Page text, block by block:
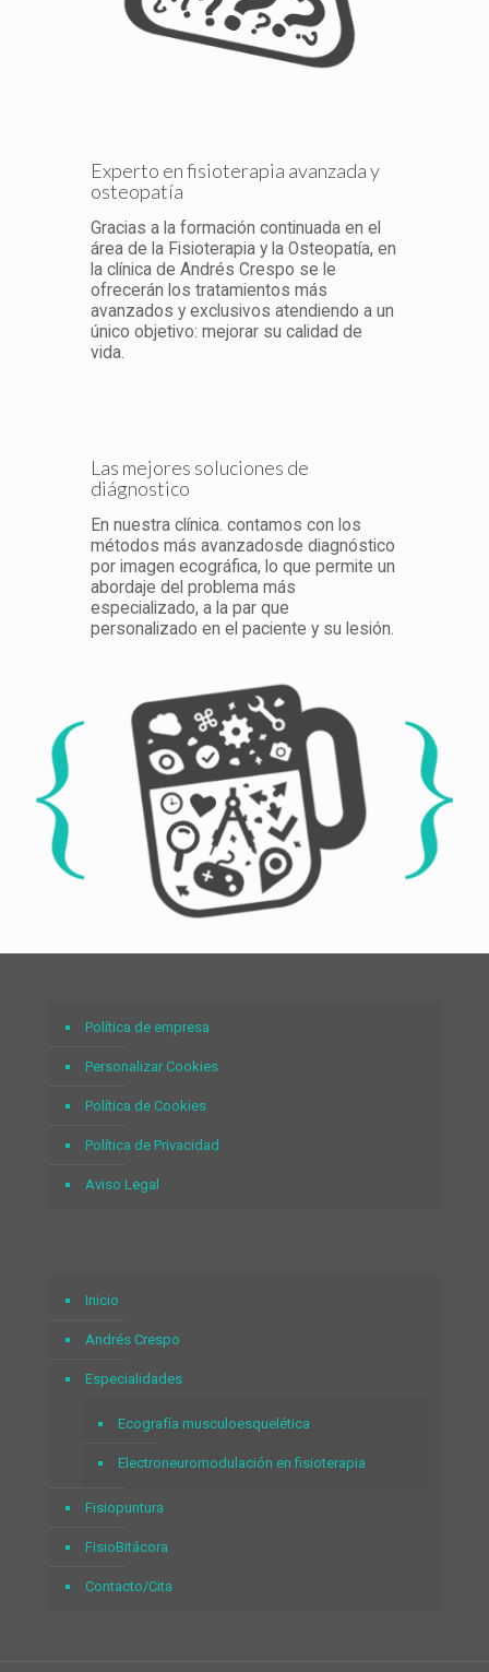
Experto en fisioterapia avanzada y
osteopatía
Gracias a la formación continuada en el
área de la Fisioterapia y la Osteopatía, en
la clínica de Andrés Crespo se le
ofrecerán los tratamientos más
avanzados y exclusivos atendiendo a un
único objetivo: mejorar su calidad de
vida.
Las mejores soluciones de
diágnostico
En nuestra clínica. contamos con los
métodos más avanzadosde diagnóstico
por imagen ecográfica, lo que permite un
abordaje del problema más
especializado, a la par que
personalizado en el paciente y su lesión.
Política de empresa
Personalizar Cookies
Política de Cookies
Política de Privacidad
Aviso Legal
Inicio
Andrés Crespo
Especialidades
Ecografía musculoesquelética
Electroneuromodulación en fisioterapia
Fisiopuntura
FisioBitácora
Contacto/Cita